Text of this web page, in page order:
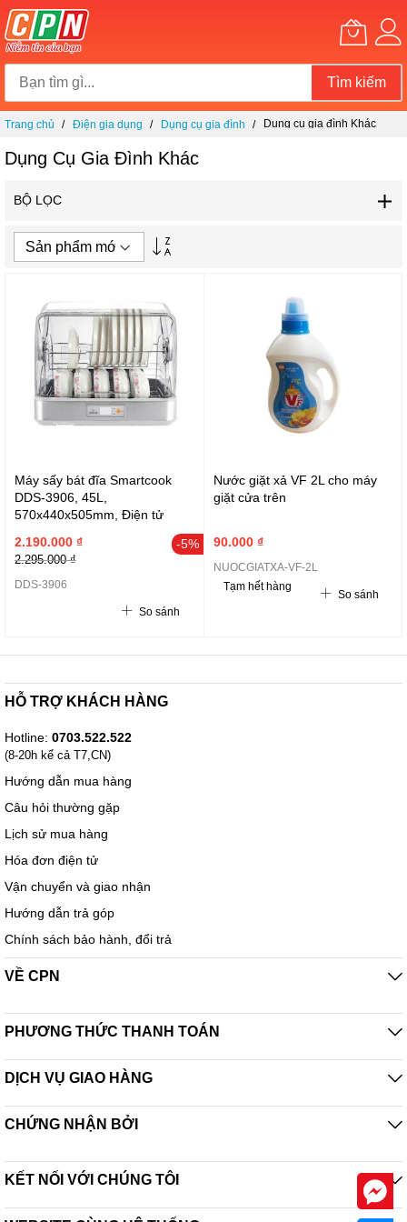
Tìm kiếm
Chuyển
nội
dung
Trang chủ Điện gia dụng Dụng cụ gia đình Dụng cụ gia đình Khác
Dụng Cụ Gia Đình Khác
BỘ LỌC
lập
tăng
dần
Máy sấy bát đĩa Smartcook
DDS-3906, 45L,
570x440x505mm, Điện tử
-5%
2.190.000 ₫
2.295.000 ₫
DDS-3906
So sánh
Nước giặt xả VF 2L cho máy
giặt cửa trên
90.000 ₫
NUOCGIATXA-VF-2L
Tạm hết hàng
So sánh
HỖ TRỢ KHÁCH HÀNG
Hotline: 0703.522.522
(8-20h kể cả T7,CN)
Hướng dẫn mua hàng
Câu hỏi thường gặp
Lịch sử mua hàng
Hóa đơn điện tử
Vận chuyển và giao nhận
Hướng dẫn trả góp
Chính sách bảo hành, đổi trả
VỀ CPN
PHƯƠNG THỨC THANH TOÁN
DỊCH VỤ GIAO HÀNG
CHỨNG NHẬN BỞI
KẾT NỐI VỚI CHÚNG TÔI